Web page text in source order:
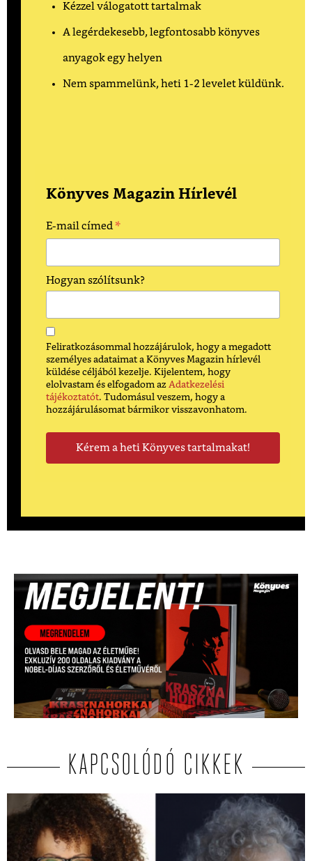
Kézzel válogatott tartalmak
A legérdekesebb, legfontosabb könyves
anyagok egy helyen
Nem spammelünk, heti 1-2 levelet küldünk.
Könyves Magazin Hírlevél
E-mail címed*
Hogyan szólítsunk?
Feliratkozásommal hozzájárulok, hogy a megadott
személyes adataimat a Könyves Magazin hírlevél
küldése céljából kezelje. Kijelentem, hogy
elolvastam és elfogadom az Adatkezelési
tájékoztatót. Tudomásul veszem, hogy a
hozzájárulásomat bármikor visszavonhatom.
KAPCSOLÓDÓ CIKKEK